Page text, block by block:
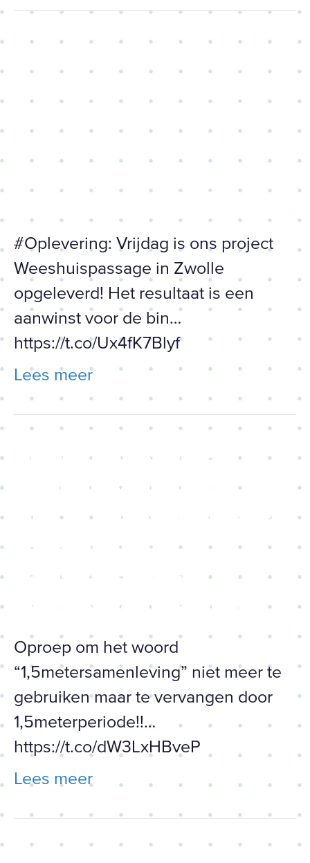
resultaat is een aanwinst
voor de bin…
https://t.co/Ux4fK7Blyf
#Oplevering: Vrijdag is ons project
Weeshuispassage in Zwolle
opgeleverd! Het resultaat is een
aanwinst voor de bin…
https://t.co/Ux4fK7Blyf
Lees meer
Oproep om het woord
“1,5metersamenleving” niet
meer te gebruiken maar te
vervangen door
1,5meterperiode!!…
https://t.co/dW3LxHBveP
Oproep om het woord
“1,5metersamenleving” niet meer te
gebruiken maar te vervangen door
1,5meterperiode!!…
https://t.co/dW3LxHBveP
Lees meer